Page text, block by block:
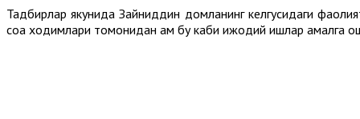
Тадбирлар якунида Зайниддин домланинг келгусидаги
соҳа ходимлари томонидан ҳам бу каби ижодий ишлар амалга